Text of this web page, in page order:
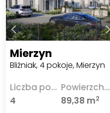
Mierzyn
Bliźniak, 4 pokoje, Mierzyn
Liczba pokoi
4
Powierzchnia
89,38 m2